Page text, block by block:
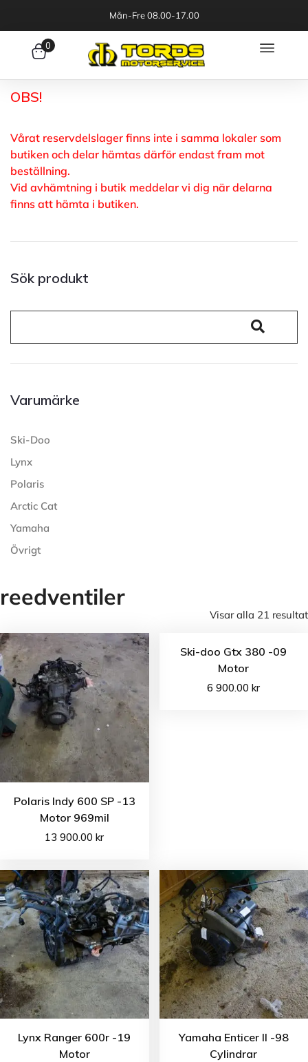
Mån-Fre 08.00-17.00
0
OBS!
Vårat reservdelslager finns inte i samma lokaler som
butiken och delar hämtas därför endast fram mot
beställning.
Vid avhämtning i butik meddelar vi dig när delarna
finns att hämta i butiken.
Sök produkt
Varumärke
Ski-Doo
Lynx
Polaris
Arctic Cat
Yamaha
Övrigt
reedventiler
Visar alla 21 resultat
Polaris Indy 600 SP -13
Motor 969mil
13 900.00kr
Ski-doo Gtx 380 -09
Motor
6 900.00kr
Lynx Ranger 600r -19
Motor
Yamaha Enticer II -98
Cylindrar